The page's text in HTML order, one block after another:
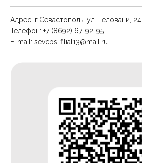
Адрес: г.Севастополь, ул. Геловани, 24
Телефон: +7 (8692) 67-92-95
E-mail: sevcbs-filial13@mail.ru